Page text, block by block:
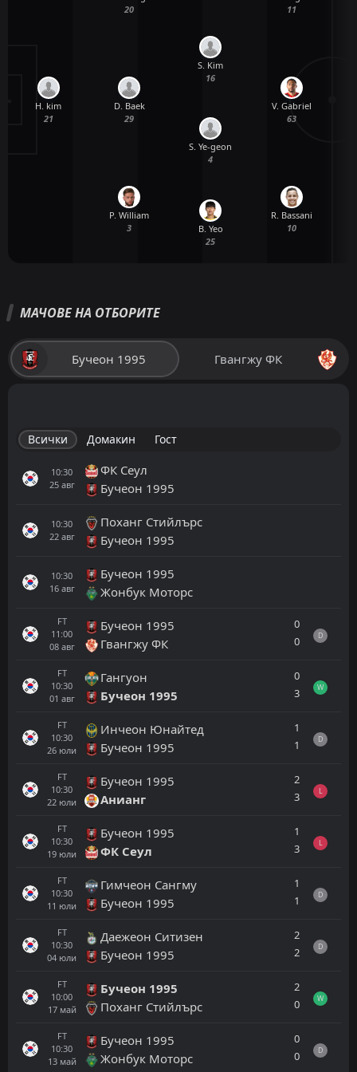
H. kim
21
P. William
3
D. Baek
29
20
B. Yeo
25
S. Ye-geon
4
S. Kim
16
R. Bassani
10
V. Gabriel
63
11
МАЧОВЕ НА ОТБОРИТЕ
Бучеон 1995 Гвангжу ФК
Всички Домакин Гост
10:30
25 авг
ФК Сеул
Бучеон 1995
10:30
22 авг
Поханг Стийлърс
Бучеон 1995
10:30
16 авг
Бучеон 1995
Жонбук Моторс
FT
11:00
08 авг
Бучеон 1995
Гвангжу ФК
0
0
D
FT
10:30
01 авг
Гангуон
Бучеон 1995
0
3
W
FT
10:30
26 юли
Инчеон Юнайтед
Бучеон 1995
1
1
D
FT
10:30
22 юли
Бучеон 1995
Анианг
2
3
L
FT
10:30
19 юли
Бучеон 1995
ФК Сеул
1
3
L
FT
10:30
11 юли
Гимчеон Сангму
Бучеон 1995
1
1
D
FT
10:30
04 юли
Даежеон Ситизен
Бучеон 1995
2
2
D
FT
10:00
17 май
Бучеон 1995
Поханг Стийлърс
2
0
W
FT
10:30
13 май
Бучеон 1995
Жонбук Моторс
0
0
D